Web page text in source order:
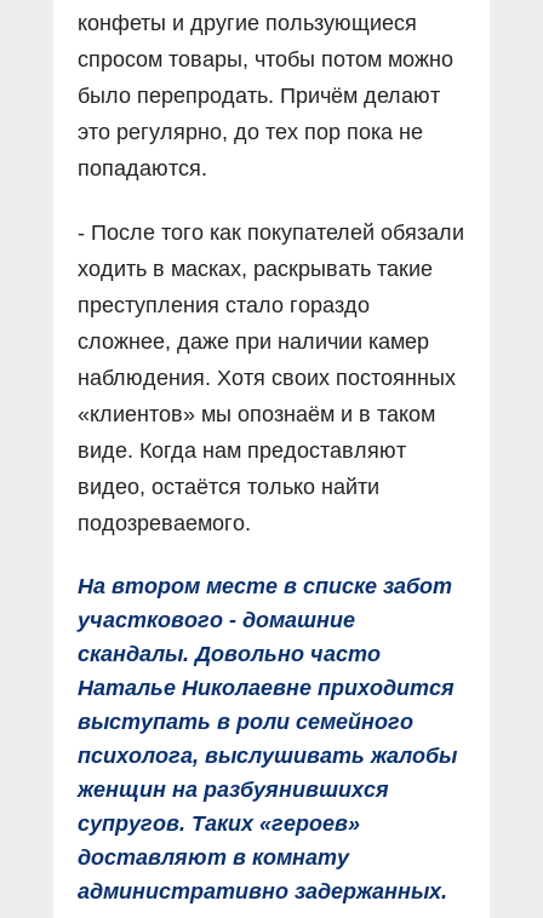
конфеты и другие пользующиеся
спросом товары, чтобы потом можно
было перепродать. Причём делают
это регулярно, до тех пор пока не
попадаются.
- После того как покупателей обязали
ходить в масках, раскрывать такие
преступления стало гораздо
сложнее, даже при наличии камер
наблюдения. Хотя своих постоянных
«клиентов» мы опознаём и в таком
виде. Когда нам предоставляют
видео, остаётся только найти
подозреваемого.
На втором месте в списке забот
участкового - домашние
скандалы. Довольно часто
Наталье Николаевне приходится
выступать в роли семейного
психолога, выслушивать жалобы
женщин на разбуянившихся
супругов. Таких «героев»
доставляют в комнату
административно задержанных.